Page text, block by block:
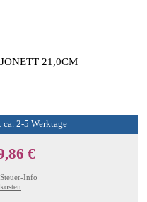
21,0CM
2-5 Werktage
€
Steuer-Info